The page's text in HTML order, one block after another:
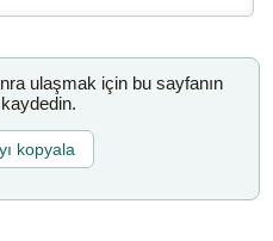
ulaşmak için bu sayfanın
kopyala